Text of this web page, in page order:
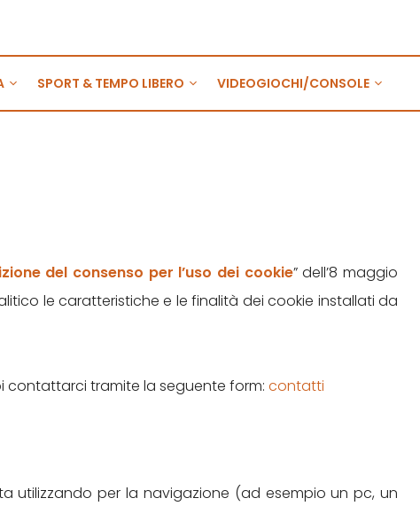
SPORT & TEMPO LIBERO VIDEOGIOCHI/CONSOLE
del consenso per l’uso dei cookie” dell’8 maggio
le caratteristiche e le finalità dei cookie installati da
contattarci tramite la seguente form: contatti
utilizzando per la navigazione (ad esempio un pc, un